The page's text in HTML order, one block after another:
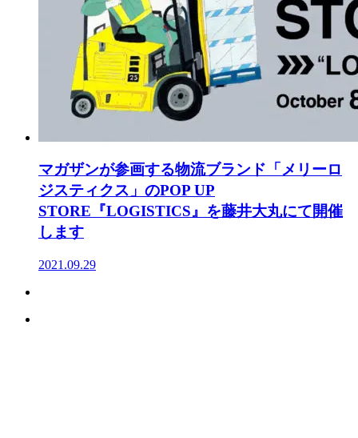
マガザンが参画する物流ブランド「メリーロ
ジスティクス」のPOP UP
STORE『LOGISTICS』を藤井大丸にて開催
します
2021.09.29